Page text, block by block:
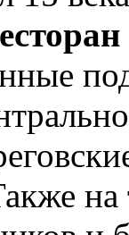
на